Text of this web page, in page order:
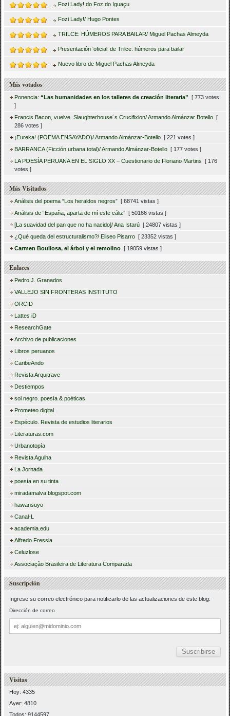
Fozi Lady! do Foz do Iguaçu
Fozi Lady!/ Hugo Pontes
TRILCE: HÚMEROS PARA BAILAR/ Miguel Pachas Almeyda
Presentación ‘oficial’ de Trilce: húmeros para bailar
Nuevo libro de Miguel Pachas Almeyda
Más votados
Ponencia:“Las humanidades en los talleres de creación literaria” [ 773 votes
]
Francis Bacon, vuelve. Slaughterhouse´s Crucifixion/ Armando Almánzar Botello [
286 votes ]
¡Eureka! (POEMA ENSAYADO)/ Armando Almánzar-Botello [ 221 votes ]
BARRANCA (Ficción urbana total)/ Armando Almánzar-Botello [ 177 votes ]
LA POESÍA PERUANA EN EL SIGLO XX – Cuestionario de Floriano Martins [ 176
votes ]
Más Visitados
Análisis del poema “Los heraldos negros” [ 68741 vistas ]
Análisis de “España, aparta de mí este cáliz” [ 50166 vistas ]
[La suavidad del pan que no ha nacido]/ Ana Istarú [ 24807 vistas ]
¿Qué queda del estructuralismo?/ Eliseo Pisarro [ 23352 vistas ]
Carmen Boullosa, el árbol y el remolino [ 19059 vistas ]
Enlaces
Pedro J. Granados
VALLEJO SIN FRONTERAS INSTITUTO
ORCID
Lattes iD
ResearchGate
Archivo de publicaciones
Libros peruanos
CaribeAndo
Revista Arquitrave
Destiempos
sol negro. poesía & poéticas
Prometeo digital
Espéculo. Revista de estudios literarios
Literaturas.com
Urbanotopía
Revista Agulha
La Jornada
poesía en su tinta
miradamalva.blogspot.com
hawansuyo
Canal-L
academia.edu
Alfredo Fressia
Celuzlose
Associação Brasileira de Literatura Comparada
Suscripción
Ingrese su correo electrónico para notificarlo de las actualizaciones de este blog:
Dirección de correo
Dirección
de
correo
Visitas
Hoy: 4335
Ayer: 4810
Todos: 9144597